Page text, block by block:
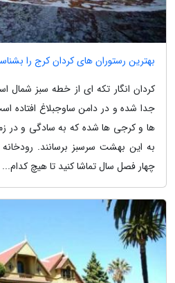
بهترین رستوران های کردان کرج را
کردان انگار تکه ای از خطه سبز شمال
جدا شده و در دامن ساوجبلاغ افتاده
ها و کرجی ها شده که به سادگی و در
به این بهشت سرسبز برسانند. رودخانه
چهار فصل سال تماشا کنید تا هیچ کدام...